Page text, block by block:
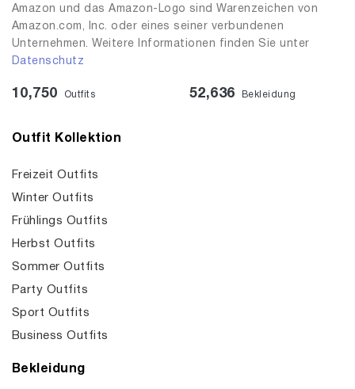
Amazon und das Amazon-Logo sind Warenzeichen von
Amazon.com, Inc. oder eines seiner verbundenen
Unternehmen. Weitere Informationen finden Sie unter
Datenschutz
10,750 Outfits 52,636 Bekleidung
Outfit Kollektion
Freizeit Outfits
Winter Outfits
Frühlings Outfits
Herbst Outfits
Sommer Outfits
Party Outfits
Sport Outfits
Business Outfits
Bekleidung